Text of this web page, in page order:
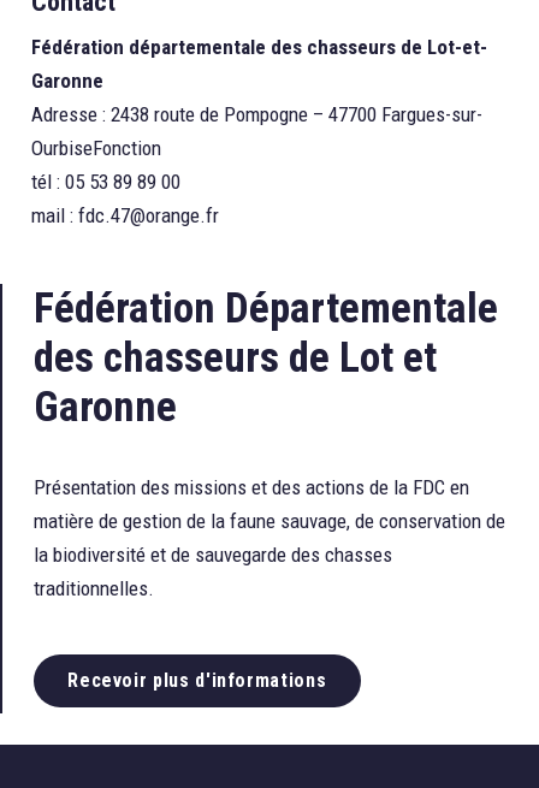
Fédération départementale des chasseurs de Lot-et-
Garonne
Adresse : 2438 route de Pompogne – 47700 Fargues-sur-
OurbiseFonction
tél : 05 53 89 89 00
mail : fdc.47@orange.fr
Fédération Départementale
des chasseurs de Lot et
Garonne
Présentation des missions et des actions de la FDC en
matière de gestion de la faune sauvage, de conservation de
la biodiversité et de sauvegarde des chasses
traditionnelles.
Recevoir plus d'informations